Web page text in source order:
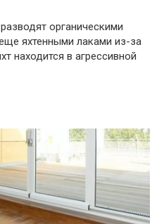
органическими
яхтенными лаками из-за
находится в агрессивной